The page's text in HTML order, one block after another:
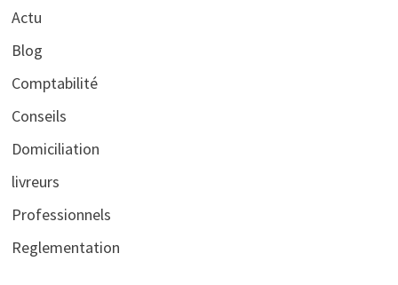
Actu
Blog
Comptabilité
Conseils
Domiciliation
livreurs
Professionnels
Reglementation